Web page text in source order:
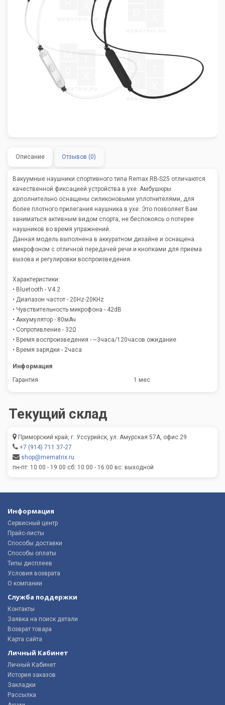
Описание Отзывов (0)
Вакуумные наушники спортивного типа Remax RB-S25 отличаются
качественной фиксацией устройства в ухе. Амбушюры
дополнительно оснащены силиконовыми уплотнителями, для
более плотного прилегания наушника в ухе. Это позволяет Вам
заниматься активным видом спорта, не беспокоясь о потерее
наушников во время упражнений.
Данная модель выполнена в аккуратном дизайне и оснащена
микрофоном с отличной передачей речи и кнопками для приема
вызова и регулировки воспроизведения.
Характеристики:
• Bluetooth - V4.2
• Диапазон частот - 20Hz-20KHz
• Чувствительность микрофона - 42dB
• Аккумулятор - 80мАч
• Сопротивление - 32Ω
• Время воспроизведения - ~3часа/120часов ожидание
• Время зарядки - 2часа
Информация
Гарантия
1 мес
Текущий склад
Приморский край, г. Уссурийск, ул. Амурская 57А, офис 29
+7 (914) 711 37-27
shop@mematrix.ru
пн-пт: 10:00 - 19:00 сб: 10:00 - 16:00 вс: выходной
Информация
Сервисный центр
Прайс-листы
Способы доставки
Способы оплаты
Типы дисплеев
Условия возврата
О компании
Служба поддержки
Контакты
Заявка на поиск детали
Возврат товара
Карта сайта
Личный Кабинет
Личный Кабинет
История заказов
Закладки
Рассылка